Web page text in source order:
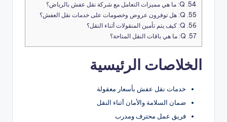
54.
55.
56.
57.
الخلاصات الرئيسية
خدمات نقل عفش بأسعار معقولة
ضمان السلامة والأمان أثناء النقل
فريق عمل محترف ومدرب